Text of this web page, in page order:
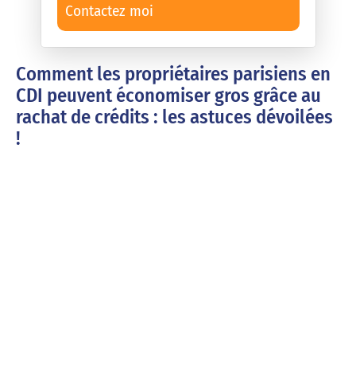
Contactez moi
Comment les propriétaires parisiens en
CDI peuvent économiser gros grâce au
rachat de crédits : les astuces dévoilées
!